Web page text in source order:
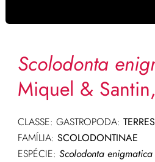
Scolodonta
Miquel &
CLASSE: GASTROPODA:
FAMÍLIA: SCOLODONTINAE
ESPÉCIE: Scolodonta enigmatica